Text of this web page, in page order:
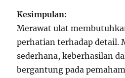
Kesimpulan:
Merawat ulat
perhatian terhadap detail.
sederhana, keberhasilan
bergantung pada